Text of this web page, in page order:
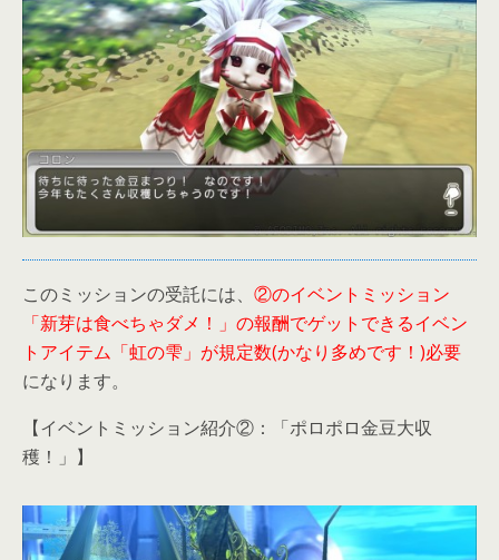
このミッションの受託には、 ②のイベントミッション
「新芽は食べちゃダメ！」の報酬でゲットできるイベン
トアイテム「虹の雫」が規定数(かなり多めです！)必要
になります。
【イベントミッション紹介②：「ポロポロ金豆大収
穫！」】